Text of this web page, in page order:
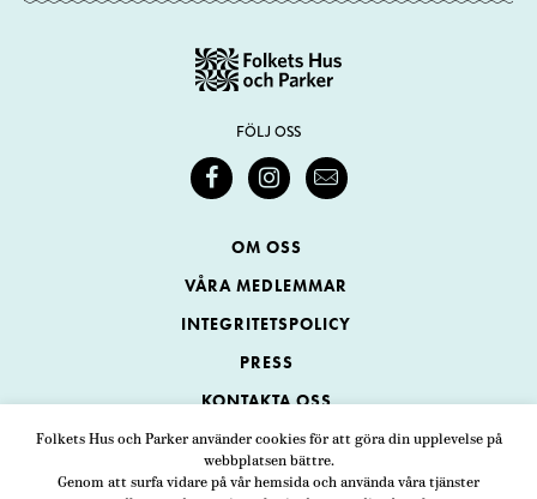
Folkets Hus och Parker använder cookies för att göra din upplevelse på
webbplatsen bättre.
Genom att surfa vidare på vår hemsida och använda våra tjänster
FÖLJ OSS
OM OSS
VÅRA MEDLEMMAR
INTEGRITETSPOLICY
PRESS
KONTAKTA OSS
Folkets Hus och Parker